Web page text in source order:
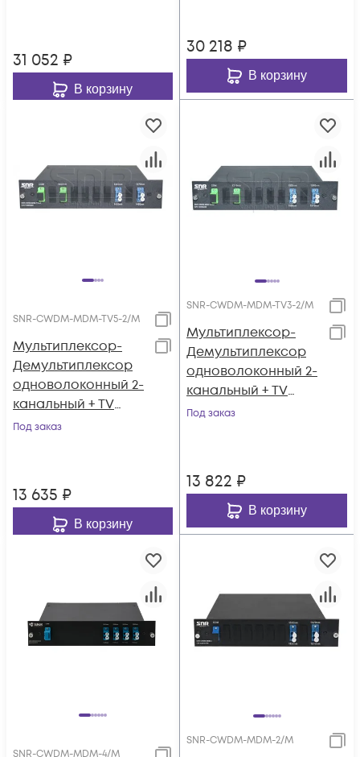
31 052 ₽
В корзину
30 218 ₽
В корзину
SNR-CWDM-MDM-TV5-2/M
Мультиплексор-
Демультиплексор
одноволоконный 2-
канальный + TV
канал 1550нм
Под заказ
13 635 ₽
В корзину
SNR-CWDM-MDM-TV3-2/M
Мультиплексор-
Демультиплексор
одноволоконный 2-
канальный + TV
канал 1310нм
Под заказ
13 822 ₽
В корзину
SNR-CWDM-MDM-4/M
SNR-CWDM-MDM-2/M